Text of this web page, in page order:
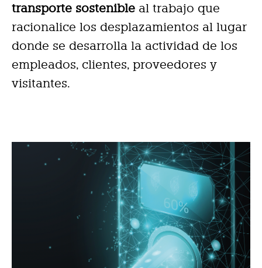
transporte sostenible al trabajo que
racionalice los desplazamientos al lugar
donde se desarrolla la actividad de los
empleados, clientes, proveedores y
visitantes.